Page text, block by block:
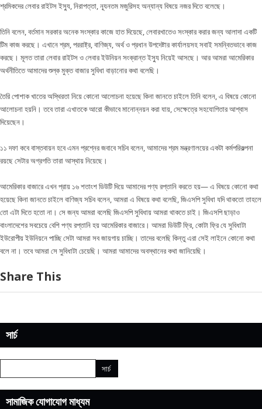
শ্রমিকদের লেবার রাইটস ইস্যু, নিরাপত্তা, ন্যূনতম মজুরিসহ অন্যান্য বিষয়ে নজর দিতে বলেছে।
তিনি বলেন, বর্তমান সরকার অনেক সংস্কার কাজে হাত দিয়েছে, লেবারখাতেও সংস্কার করার জন্য আলাদা একটি
টিম কাজ করছে। এখানে শ্রম, পররাষ্ট্র, বাণিজ্য, অর্থ ও প্রধান উপদেষ্টার কার্যালয়সহ সবাই সমন্বিতভাবে কাজ
করছে। মূলত তারা লেবার রাইটস ও লেবার ইউনিয়ন সংক্রান্ত ইস্যু নিয়েই আসছে। আর আমরা আমেরিকার
অর্থনীতিতে আমাদের শুল্ক মুক্ত বাজার সুবিধা বাড়ানোর কথা বলেছি।
তৈরি পোশাক খাতের অস্থিরতা নিয়ে কোনো আলোচনা হয়েছে কিনা জানতে চাইলে তিনি বলেন, এ বিষয়ে কোনো
আলোচনা হয়নি। তবে তারা এখাতকে আরো কীভাবে মানোন্নয়ন করা যায়, সেক্ষেত্রে সহযোগিতার আশ্বাস
দিয়েছেন।
১১ দফা কবে বাস্তবায়ন হবে এমন প্রশ্নের জবাবে সচিব বলেন, আমাদের শ্রম মন্ত্রণালয়ের একটা কর্মপরিকল্পনা
রয়ছে সেটার অগ্রগতি তারা আস্থায় নিয়েছে।
আমেরিকার বাজারে এখন প্রায় ১৬ শতাংশ ডিউটি দিয়ে আমাদের পণ্য রপ্তানি করতে হয়— এ বিষয়ে কোনো কথা
হয়েছে কিনা জানতে চাইলে বাণিজ্য সচিব বলেন, আমরা এ বিষয়ে কথা বলেছি, জিএসপি সুবিধা যদি থাকতো তাহলে
তো এটা দিতে হতো না। সে জন্য আমরা বলেছি জিএসপি সুবিধায় আমরা থাকতে চাই। জিএসপি ছাড়াও
বাংলাদেশের সবচেয়ে বেশি পণ্য রপ্তানি হয় আমেরিকার বাজারে। আমরা ডিউটি ফ্রি, কোটা ফ্রি যে সুবিধাটা
ইউরোপীয় ইউনিয়নে পাচ্ছি সেটা আমরা সব জায়গায় চাচ্ছি। তাদের বলেছি কিন্তু এরা সেই লাইনে কোনো কথা
বলে না। তবে আমরা সে সুবিধাটা চেয়েছি। আমরা আমাদের অবস্থানের কথা জানিয়েছি।
Share This
সার্চ
সামাজিক যোগাযোগ মাধ্যম